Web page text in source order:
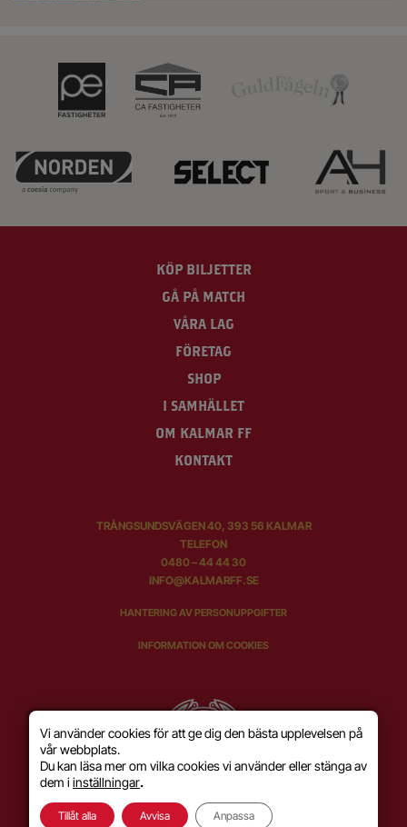
KÖP BILJETTER
GÅ PÅ MATCH
VÅRA LAG
FÖRETAG
SHOP
I SAMHÄLLET
OM KALMAR FF
KONTAKT
TRÅNGSUNDSVÄGEN 40, 393 56 KALMAR
TELEFON
0480 – 44 44 30
INFO@KALMARFF.SE
HANTERING AV PERSONUPPGIFTER
INFORMATION OM COOKIES
Vi använder cookies för att ge dig den bästa upplevelsen på
vår webbplats.
Du kan läsa mer om vilka cookies vi använder eller stänga av
dem i inställningar.
Tillåt alla Avvisa Anpassa